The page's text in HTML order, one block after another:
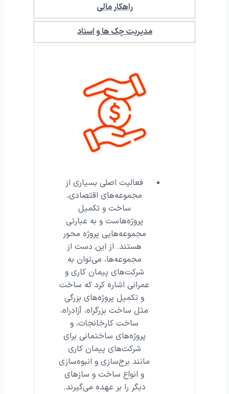
راهکار مالی
مدیریت چک ها و اسناد
فعالیت اصلی بسیاری از
مجموعه‌های اقتصادی،
ساخت و تکمیل
پروژه‌هاست و به عبارتی
مجموعه‌هایی پروژه محور
هستند. از این دست از
مجموعه‌ها، می‌توان به
شرکت‌های پیمان ‌کاری و
عمرانی اشاره کرد که ساخت
و تکمیل پروژه‌های بزرگی
مثل ساخت بزرگراه، آزادراه،
ساخت کارخانجات، و
پروژه‌های ساختمانی برای
شرکت‌های پیمان کاری
مانند برج‌سازی و انبوه‌سازی
و انواع ساخت و سازهای
دیگر را بر عهده می‌گیرند.